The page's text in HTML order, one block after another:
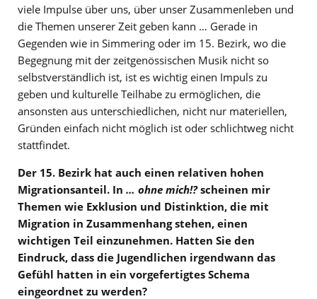
viele Impulse über uns, über unser Zusammenleben und
die Themen unserer Zeit geben kann … Gerade in
Gegenden wie in Simmering oder im 15. Bezirk, wo die
Begegnung mit der zeitgenössischen Musik nicht so
selbstverständlich ist, ist es wichtig einen Impuls zu
geben und kulturelle Teilhabe zu ermöglichen, die
ansonsten aus unterschiedlichen, nicht nur materiellen,
Gründen einfach nicht möglich ist oder schlichtweg nicht
stattfindet.
Der 15. Bezirk hat auch einen relativen hohen
Migrationsanteil. In … ohne mich!?scheinen mir
Themen wie Exklusion und Distinktion, die mit
Migration in Zusammenhang stehen, einen
wichtigen Teil einzunehmen. Hatten Sie den
Eindruck, dass die Jugendlichen irgendwann das
Gefühl hatten in ein vorgefertigtes Schema
eingeordnet zu werden?